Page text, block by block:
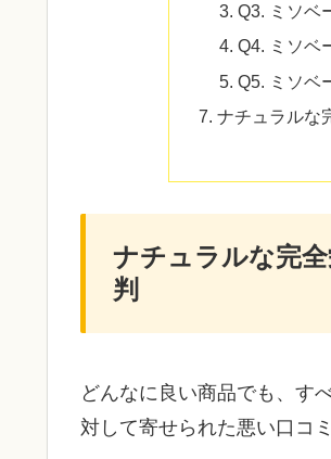
Q3. ミソベ
Q4. ミソベ
Q5. ミソベ
ナチュラルな
ナチュラルな完
判
どんなに良い商品でも、す
対して寄せられた悪い口コ